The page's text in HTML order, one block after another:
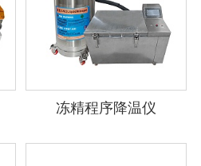
冻精程序降温仪